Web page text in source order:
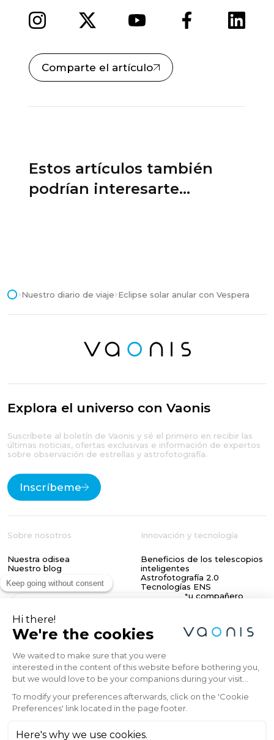
Comparte el artículo
Estos artículos también
podrían interesarte...
Nuestro diario de viaje Eclipse solar anular con Vespera
Sobre nosotros
Nuestra odisea
Nuestro blog
Innovación y tecnología
Beneficios de los telescopios
inteligentes
Astrofotografía 2.0
Tecnologías ENS
LumENS - tu compañero
Apoyo
Tutoriales y documentos
Soporte de producto
Solicitar una devolución de
llamada
Facebook
Instagram
LinkedIn
YouTube
Explora el universo con Vaonis
Suscríbete al boletín de Vaonis y sé el primero en recibir las
últimas noticias, ofertas exclusivas e información de expertos
sobre observación de estrellas y astrofotografía.
Inscríbeme
Opiniones de clientes
Explore the Universe
with Vaonis
Subscribe to the Vaonis newsletter and be
the first to receive the latest news, exclusive
astrophotography.